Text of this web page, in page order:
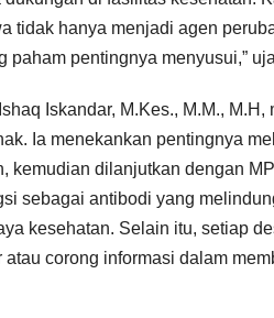
tidak hanya menjadi agen
pentingnya menyusui,”
Iskandar, M.Kes., M.M., M.H,
Ia menekankan pentingnya
dilanjutkan dengan
sebagai antibodi yang
kesehatan. Selain itu, setiap
corong informasi dalam